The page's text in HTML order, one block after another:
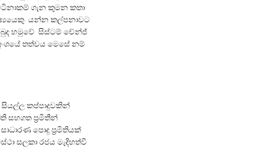
ගැන කුමන කතා
යන්න කල්පනාවට
හමුවේ සිස්ටම් චේන්ජ්
තත්වය මෙසේ නම්
සියල්ල කප්පාදුවකින්
සහගත ප‍්‍රමිතීන්
පොදු ප‍්‍රමිතියක්
සලකා රජය මැදිහත්වී